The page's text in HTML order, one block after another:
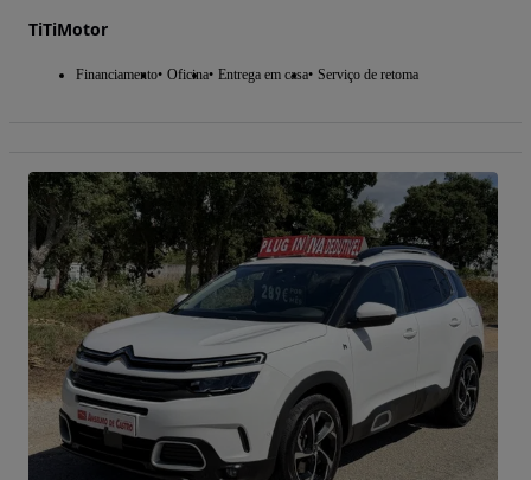
TiTiMotor
Financiamento Oficina Entrega em casa Serviço de retoma